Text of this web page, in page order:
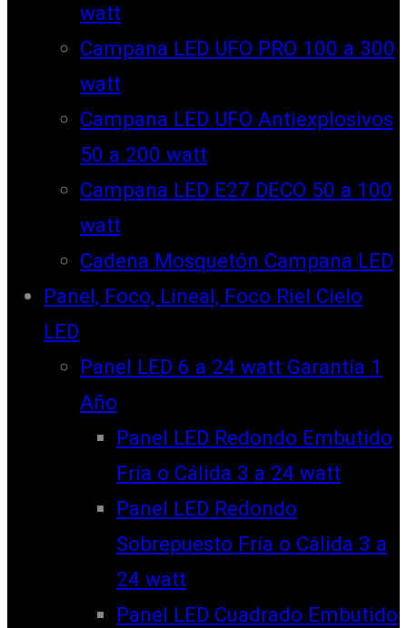
watt
Campana LED UFO PRO 100 a 300
watt
Campana LED UFO Antiexplosivos
50 a 200 watt
Campana LED E27 DECO 50 a 100
watt
Cadena Mosquetón Campana LED
Panel, Foco, Lineal, Foco Riel Cielo
LED
Panel LED 6 a 24 watt Garantía 1
Año
Panel LED Redondo Embutido
Fría o Cálida 3 a 24 watt
Panel LED Redondo
Sobrepuesto Fría o Cálida 3 a
24 watt
Panel LED Cuadrado Embutido